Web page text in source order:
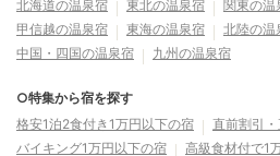
北海道の温泉宿
東北の温泉宿 関東の温
甲信越の温泉宿
東海の温泉宿 北陸の温
中国・四国の温泉宿
九州の温泉宿
○特集から宿を探す
格安1泊2食付き1万円以下の宿
直前割引
バイキング1万円以下の宿
高級食材付で1